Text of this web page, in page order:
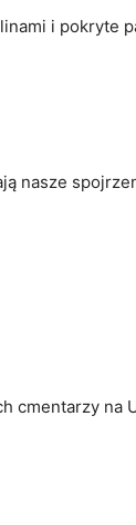
i ⁣pokryte
nasze
cmentarzy⁢ na